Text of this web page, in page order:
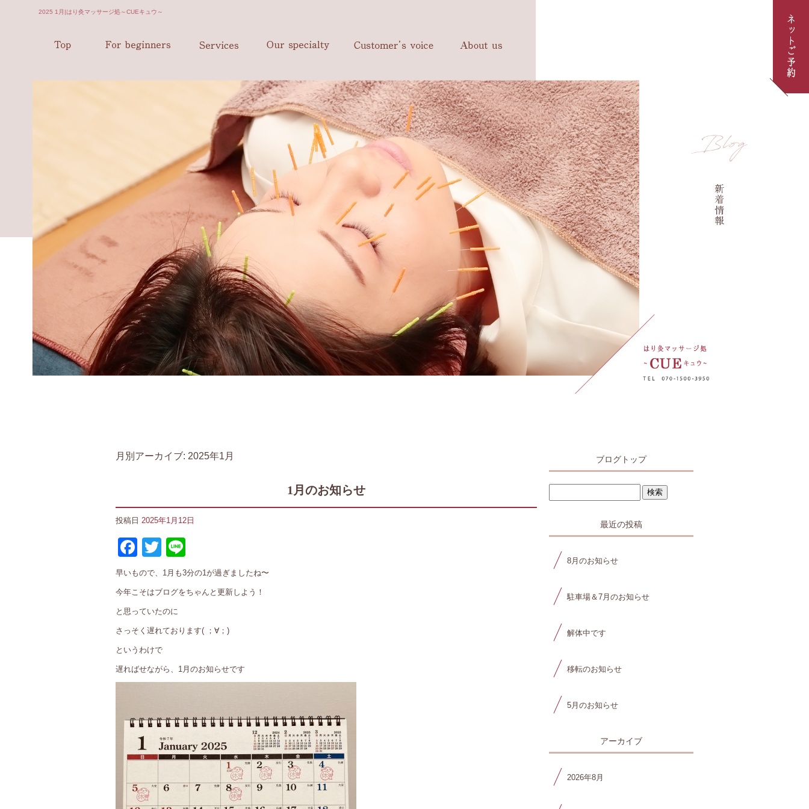
2025 1月|はり灸マッサージ処～CUEキュウ～
月別アーカイブ: 2025年1月
1月のお知らせ
投稿日 2025年1月12日
Facebook
Twitter
早いもので、1月も3分の1が過ぎましたね〜
今年こそはブログをちゃんと更新しよう！
と思っていたのに
さっそく遅れております( ；∀；)
というわけで
遅ればせながら、1月のお知らせです
ブログトップ
最近の投稿
8月のお知らせ
駐車場＆7月のお知らせ
解体中です
移転のお知らせ
5月のお知らせ
アーカイブ
2026年8月